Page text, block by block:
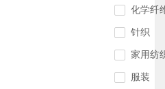
化学纤
针织
家用纺
服装